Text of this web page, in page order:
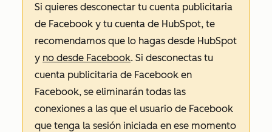
Si quieres desconectar tu cuenta publicitaria
de Facebook y tu cuenta de HubSpot, te
recomendamos que lo hagas desde HubSpot
y no desde Facebook. Si desconectas tu
cuenta publicitaria de Facebook en
Facebook, se eliminarán todas las
conexiones a las que el usuario de Facebook
que tenga la sesión iniciada en ese momento